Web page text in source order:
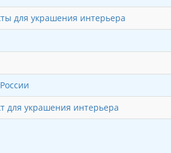
для украшения интерьера
для украшения интерьера